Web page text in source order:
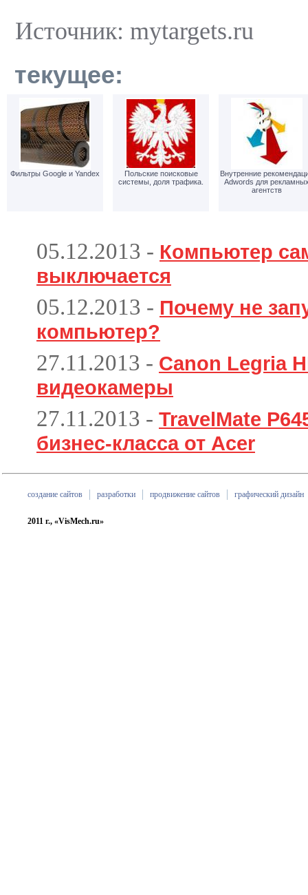
Источник: mytargets.ru
текущее:
Фильтры Google и Yandex
Польские поисковые
системы, доля трафика.
Внутренние
Adwords для
агентств
05.12.2013 - Компьютер
выключается
05.12.2013 - Почему не
компьютер?
27.11.2013 - Canon Legria
видеокамеры
27.11.2013 - TravelMate
бизнес-класса от Acer
создание сайтов разработки продвижение сайтов графический дизайн
2011 г., «VisMech.ru»